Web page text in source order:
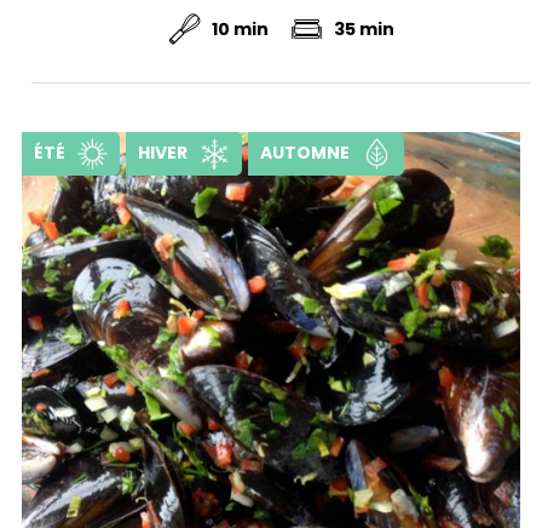
10 min 35 min
ÉTÉ HIVER AUTOMNE